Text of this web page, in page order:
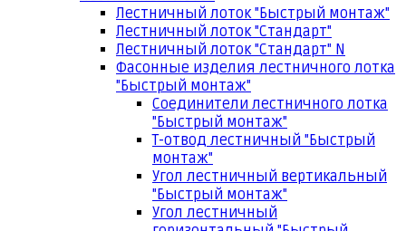
Лестничный лоток "Быстрый монтаж"
Лестничный лоток "Стандарт"
Лестничный лоток "Стандарт" N
Фасонные изделия лестничного лотка
"Быстрый монтаж"
Соединители лестничного лотка
"Быстрый монтаж"
Т-отвод лестничный "Быстрый
монтаж"
Угол лестничный вертикальный
"Быстрый монтаж"
Угол лестничный